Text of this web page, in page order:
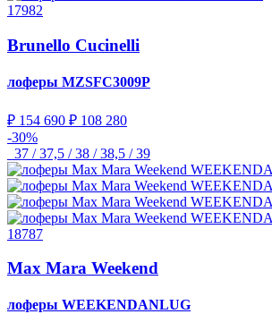
17982
Brunello Cucinelli
лоферы MZSFC3009P
₽ 154 690 ₽ 108 280
-30%
37 / 37,5 / 38 / 38,5 / 39
18787
Max Mara Weekend
лоферы WEEKENDANLUG